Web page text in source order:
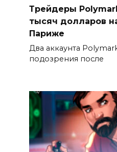
Трейдеры
тысяч долларов
Париже
Два аккаунта
подозрения после